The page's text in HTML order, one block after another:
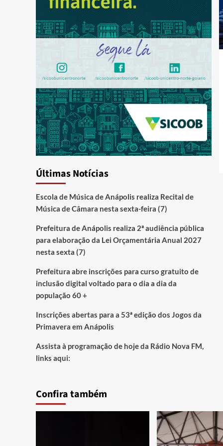
Últimas Notícias
Escola de Música de Anápolis realiza Recital de
Música de Câmara nesta sexta-feira (7)
Prefeitura de Anápolis realiza 2ª audiência pública
para elaboração da Lei Orçamentária Anual 2027
nesta sexta (7)
Prefeitura abre inscrições para curso gratuito de
inclusão digital voltado para o dia a dia da
população 60 +
Inscrições abertas para a 53ª edição dos Jogos da
Primavera em Anápolis
Assista à programação de hoje da Rádio Nova FM,
links aqui:
Confira também